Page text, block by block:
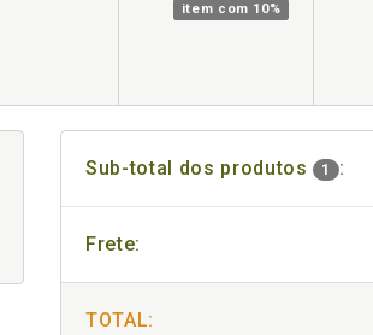
item com 10%
Sub-total dos produtos 1 :
Frete:
TOTAL: